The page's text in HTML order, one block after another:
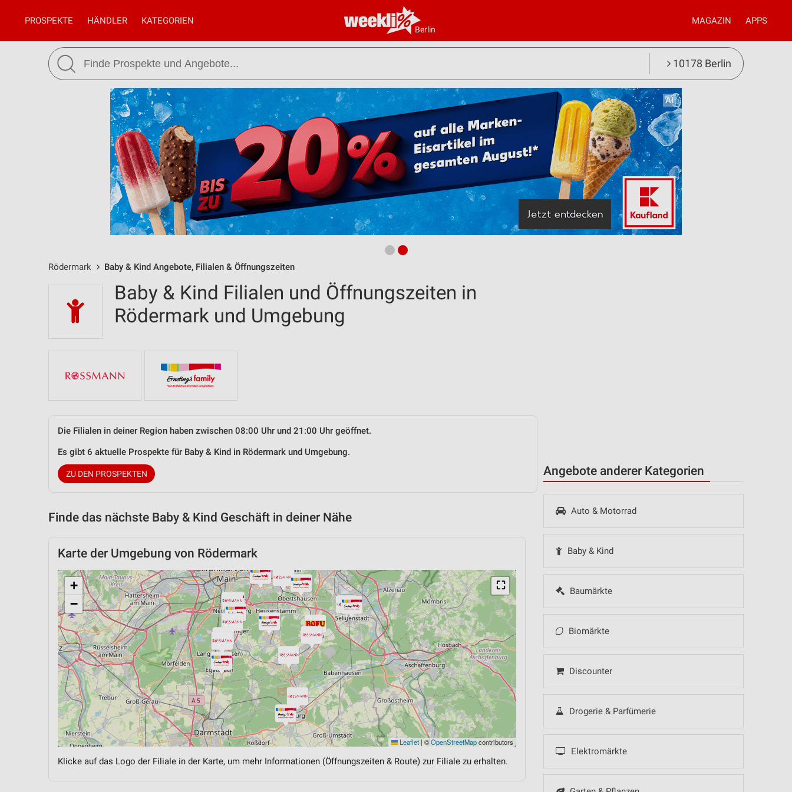
Berlin
PROSPEKTE HÄNDLER KATEGORIEN MAGAZIN APPS
10178 Berlin
Rödermark Baby & Kind Angebote, Filialen & Öffnungszeiten
Angebote anderer Kategorien
Auto & Motorrad
Baby & Kind
Baumärkte
Biomärkte
Discounter
Drogerie & Parfümerie
Elektromärkte
Baby & Kind Filialen und Öffnungszeiten in
Rödermark und Umgebung
Die Filialen in deiner Region haben zwischen 08:00 Uhr und 21:00 Uhr geöffnet.
Es gibt 6 aktuelle Prospekte für Baby & Kind in Rödermark und Umgebung.
ZU DEN PROSPEKTEN
Finde das nächste Baby & Kind Geschäft in deiner Nähe
Karte der Umgebung von Rödermark
⛶
+
−
Leaflet | ©OpenStreetMapcontributors
Klicke auf das Logo der Filiale in der Karte, um mehr Informationen (Öffnungszeiten & Route) zur Filiale zu erhalten.